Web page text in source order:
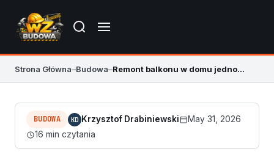
Strona Główna–Budowa– Remont balkonu w domu jednorodzinnym krok po kroku
BUDOWA KD Krzysztof Drabiniewski
May 31, 2026
16 min czytania